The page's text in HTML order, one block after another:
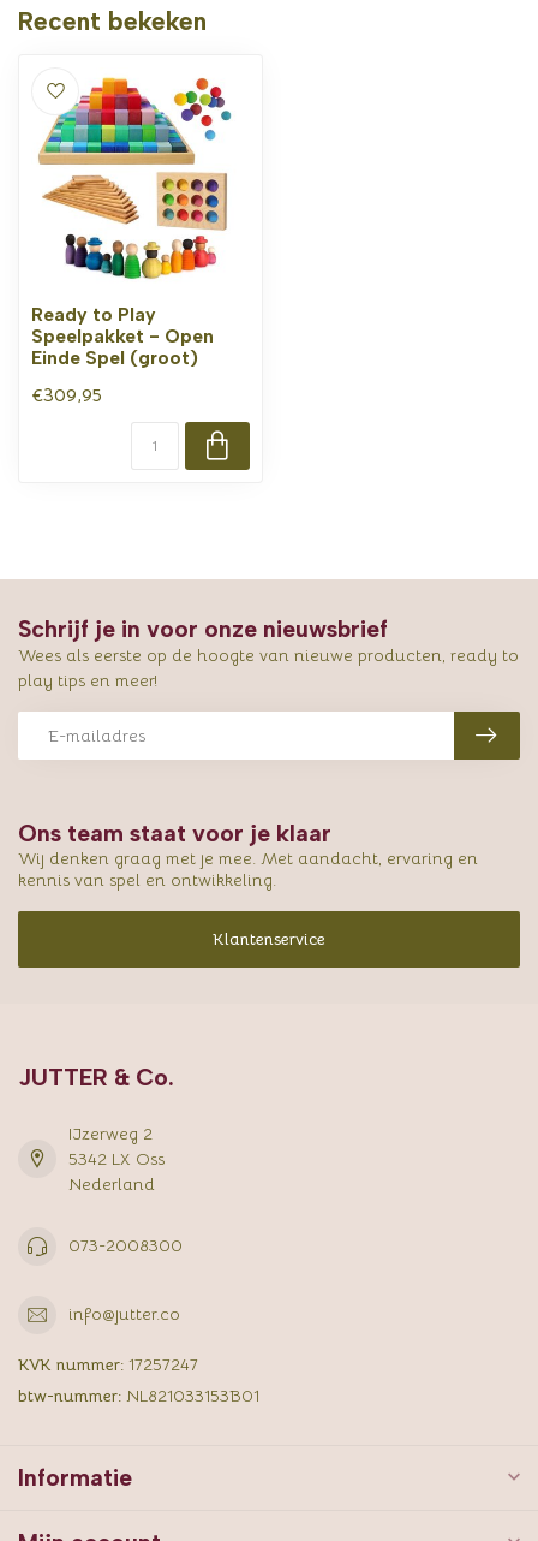
Recent bekeken
Ready to Play
Speelpakket - Open
Einde Spel (groot)
€309,95
Ons team staat voor je klaar
Wij denken graag met je mee. Met aandacht, ervaring en
kennis van spel en ontwikkeling.
Klantenservice
Schrijf je in voor onze nieuwsbrief
Wees als eerste op de hoogte van nieuwe producten, ready to
play tips en meer!
JUTTER & Co.
IJzerweg 2
5342 LX Oss
Nederland
073-2008300
info@jutter.co
KVK nummer: 17257247
btw-nummer: NL821033153B01
Informatie